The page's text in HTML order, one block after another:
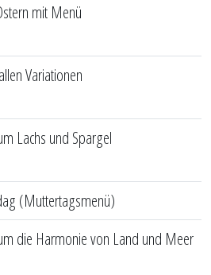
mit Menü
Variationen
Lachs und Spargel
(Muttertagsmenü)
die Harmonie von Land und Meer